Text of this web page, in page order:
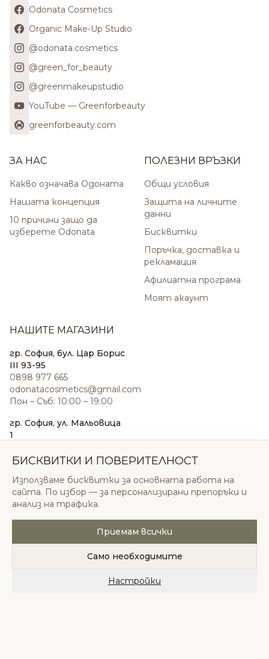
Odonata Cosmetics
Organic Make-Up Studio
@odonata.cosmetics
@green_for_beauty
@greenmakeupstudio
YouTube — Greenforbeauty
greenforbeauty.com
ЗА НАС
Какво означава Одоната
Нашата концепция
10 причини защо да
изберете Odonata
ПОЛЕЗНИ ВРЪЗКИ
Общи условия
Защита на личните
данни
Бисквитки
Поръчка, доставка и
рекламация
Афилиатна програма
Моят акаунт
НАШИТЕ МАГАЗИНИ
гр. София, бул. Цар Борис
III 93-95
0898 977 665
odonatacosmetics@gmail.com
Пон – Съб: 10:00 – 19:00
гр. София, ул. Мальовица
1
sales@odonatacosmetics.com
Нед: 11:00 – 18:00
© 2026 Одоната Козметикс ООД. Всички права
запазени.
Политика за поверителностОбщи условия
БИСКВИТКИ И ПОВЕРИТЕЛНОСТ
Използваме бисквитки за основната работа на
сайта. По избор — за персонализирани препоръки и
анализ на трафика.
Приемам всички
Само необходимите
Настройки